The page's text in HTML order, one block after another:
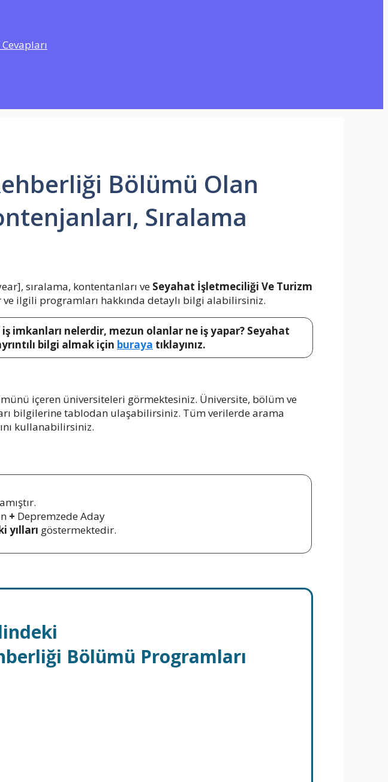
Bölümü Olan
Sıralama
sıralama, kontentanları ve Seyahat İşletmeciliği Ve Turizm
ilgili programları hakkında detaylı bilgi alabilirsiniz.
imkanları nelerdir, mezun olanlar ne iş yapar? Seyahat
bilgi almak için buraya tıklayınız.
içeren üniversiteleri görmektesiniz. Üniversite, bölüm ve
bilgilerine tablodan ulaşabilirsiniz. Tüm verilerde arama
kullanabilirsiniz.
+ Depremzede Aday
yılları göstermektedir.
Bölümü Programları